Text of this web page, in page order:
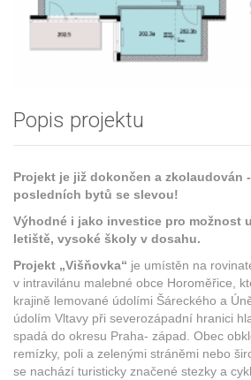
Popis projektu
Projekt je již dokončen a zkolaudován
posledních bytů se slevou!
Výhodné i jako investice pro možnost
letiště, vysoké školy v dosahu.
Projekt „Višňovka“ je umístěn na
v intravilánu malebné obce Horoměřice,
krajině lemované údolími Šáreckého a
údolím Vltavy při severozápadní hranici
spadá do okresu Praha- západ. Obec
remízky, poli a zelenými stráněmi nebo
se nachází turisticky značené stezky a